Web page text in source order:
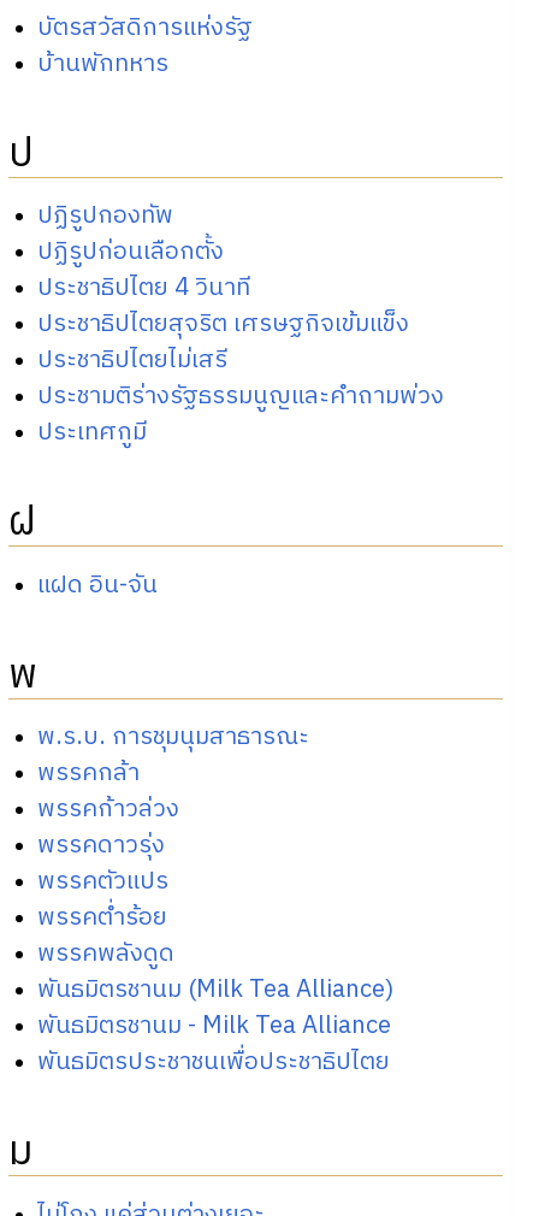
บัตรสวัสดิการแห่งรัฐ
บ้านพักทหาร
ป
ปฏิรูปกองทัพ
ปฏิรูปก่อนเลือกตั้ง
ประชาธิปไตย 4 วินาที
ประชาธิปไตยสุจริต เศรษฐกิจเข้มแข็ง
ประชาธิปไตยไม่เสรี
ประชามติร่างรัฐธรรมนูญและคำถามพ่วง
ประเทศกูมี
ฝ
แฝด อิน-จัน
พ
พ.ร.บ. การชุมนุมสาธารณะ
พรรคกล้า
พรรคก้าวล่วง
พรรคดาวรุ่ง
พรรคตัวแปร
พรรคต่ำร้อย
พรรคพลังดูด
พันธมิตรชานม (Milk Tea Alliance)
พันธมิตรชานม - Milk Tea Alliance
พันธมิตรประชาชนเพื่อประชาธิปไตย
ม